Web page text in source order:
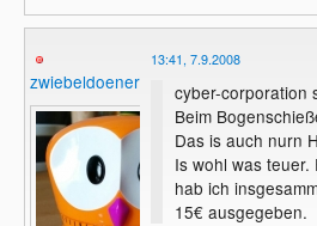
zwiebeldoener
13:41, 7.9.2008
cyber-corporation
Beim
Das is auch nurn
Is wohl was
hab ich
15€ ausgegeben.